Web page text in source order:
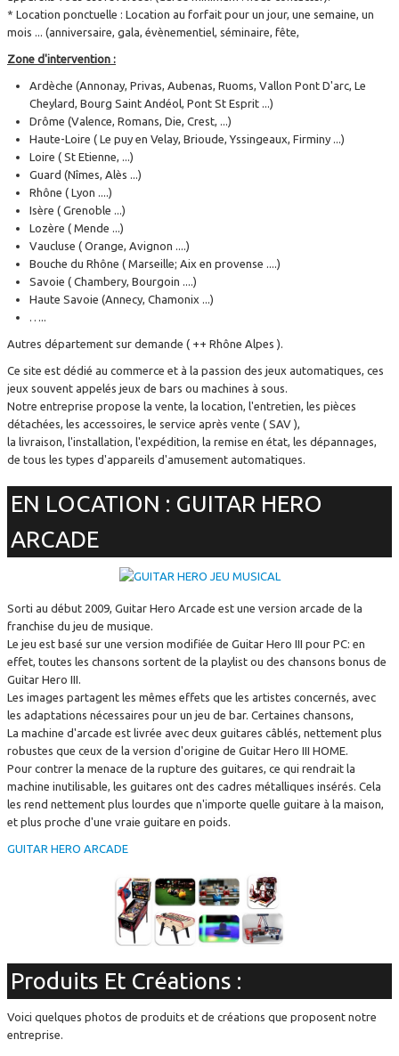
* Location ponctuelle : Location au forfait pour un jour, une semaine, un
mois ... (anniversaire, gala, évènementiel, séminaire, fête,
Zone d'intervention :
Ardèche (Annonay, Privas, Aubenas, Ruoms, Vallon Pont D'arc, Le
Cheylard, Bourg Saint Andéol, Pont St Esprit ...)
Drôme (Valence, Romans, Die, Crest, ...)
Haute-Loire ( Le puy en Velay, Brioude, Yssingeaux, Firminy ...)
Loire ( St Etienne, ...)
Guard (Nîmes, Alès ...)
Rhône ( Lyon ....)
Isère ( Grenoble ...)
Lozère ( Mende ...)
Vaucluse ( Orange, Avignon ....)
Bouche du Rhône ( Marseille; Aix en provense ....)
Savoie ( Chambery, Bourgoin ....)
Haute Savoie (Annecy, Chamonix ...)
…..
Autres département sur demande ( ++ Rhône Alpes ).
Ce site est dédié au commerce et à la passion des jeux automatiques, ces
jeux souvent appelés jeux de bars ou machines à sous.
Notre entreprise propose la vente, la location, l'entretien, les pièces
détachées, les accessoires, le service après vente ( SAV ),
la livraison, l'installation, l'expédition, la remise en état, les dépannages,
de tous les types d'appareils d'amusement automatiques.
EN LOCATION : GUITAR HERO
ARCADE
Sorti au début 2009, Guitar Hero Arcade est une version arcade de la
franchise du jeu de musique.
Le jeu est basé sur une version modifiée de Guitar Hero III pour PC: en
effet, toutes les chansons sortent de la playlist ou des chansons bonus de
Guitar Hero III.
Les images partagent les mêmes effets que les artistes concernés, avec
les adaptations nécessaires pour un jeu de bar. Certaines chansons,
La machine d'arcade est livrée avec deux guitares câblés, nettement plus
robustes que ceux de la version d'origine de Guitar Hero III HOME.
Pour contrer la menace de la rupture des guitares, ce qui rendrait la
machine inutilisable, les guitares ont des cadres métalliques insérés. Cela
les rend nettement plus lourdes que n'importe quelle guitare à la maison,
et plus proche d'une vraie guitare en poids.
GUITAR HERO ARCADE
Produits Et Créations :
Voici quelques photos de produits et de créations que proposent notre
entreprise.